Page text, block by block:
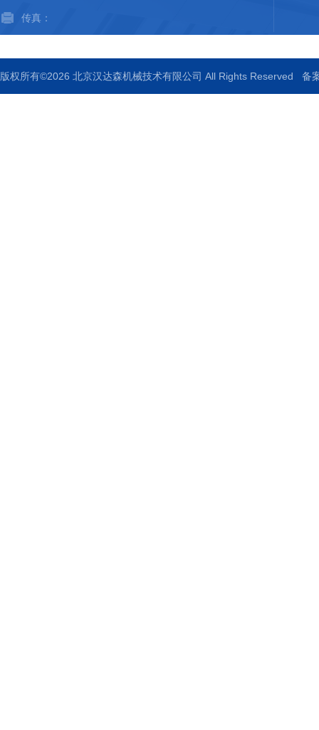
传真：
版权所有©2026 北京汉达森机械技术有限公司 All Rights Reserved 备